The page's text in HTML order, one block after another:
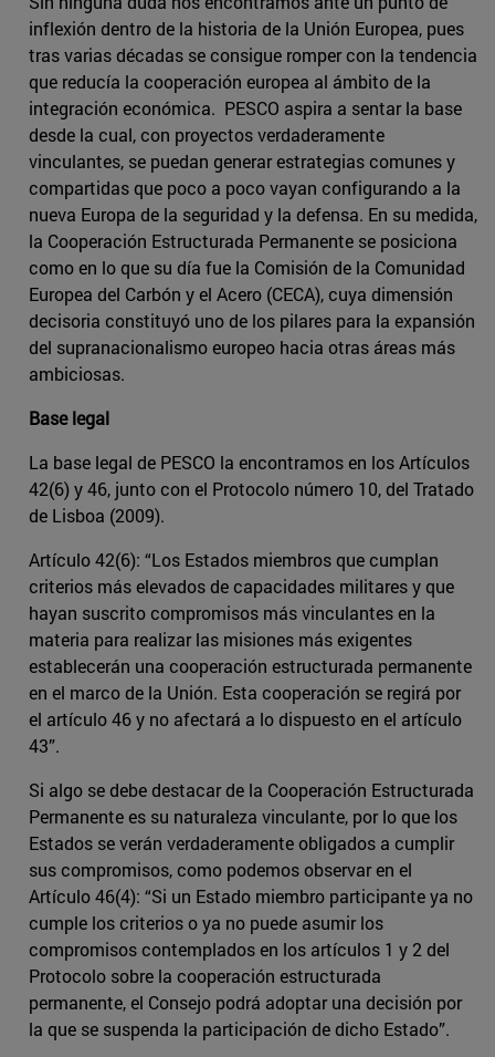
inflexión dentro de la historia de la Unión Europea, pues
tras varias décadas se consigue romper con la tendencia
que reducía la cooperación europea al ámbito de la
integración económica. PESCO aspira a sentar la base
desde la cual, con proyectos verdaderamente
vinculantes, se puedan generar estrategias comunes y
compartidas que poco a poco vayan configurando a la
nueva Europa de la seguridad y la defensa. En su medida,
la Cooperación Estructurada Permanente se posiciona
como en lo que su día fue la Comisión de la Comunidad
Europea del Carbón y el Acero (CECA), cuya dimensión
decisoria constituyó uno de los pilares para la expansión
del supranacionalismo europeo hacia otras áreas más
ambiciosas.
Base legal
La base legal de PESCO la encontramos en los Artículos
42(6) y 46, junto con el Protocolo número 10, del Tratado
de Lisboa (2009).
Artículo 42(6): “Los Estados miembros que cumplan
criterios más elevados de capacidades militares y que
hayan suscrito compromisos más vinculantes en la
materia para realizar las misiones más exigentes
establecerán una cooperación estructurada permanente
en el marco de la Unión. Esta cooperación se regirá por
el artículo 46 y no afectará a lo dispuesto en el artículo
43”.
Si algo se debe destacar de la Cooperación Estructurada
Permanente es su naturaleza vinculante, por lo que los
Estados se verán verdaderamente obligados a cumplir
sus compromisos, como podemos observar en el
Artículo 46(4): “Si un Estado miembro participante ya no
cumple los criterios o ya no puede asumir los
compromisos contemplados en los artículos 1 y 2 del
Protocolo sobre la cooperación estructurada
permanente, el Consejo podrá adoptar una decisión por
la que se suspenda la participación de dicho Estado”.